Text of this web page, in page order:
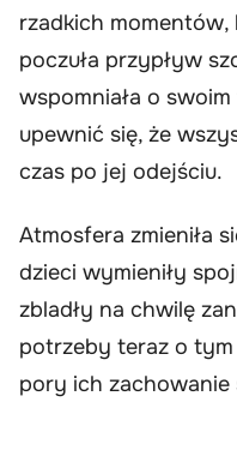
rzadkich
poczuła przypływ
wspomniała o
upewnić się, że
czas po jej odejściu.
Atmosfera zmieniła
dzieci wymieniły
zbladły na chwilę
potrzeby teraz o
pory ich zachowanie